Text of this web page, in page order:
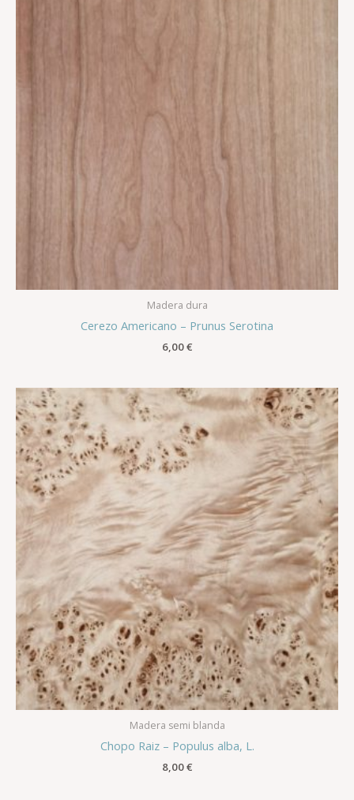
Madera dura
Cerezo Americano – Prunus Serotina
6,00€
Madera semi blanda
Chopo Raiz – Populus alba, L.
8,00€